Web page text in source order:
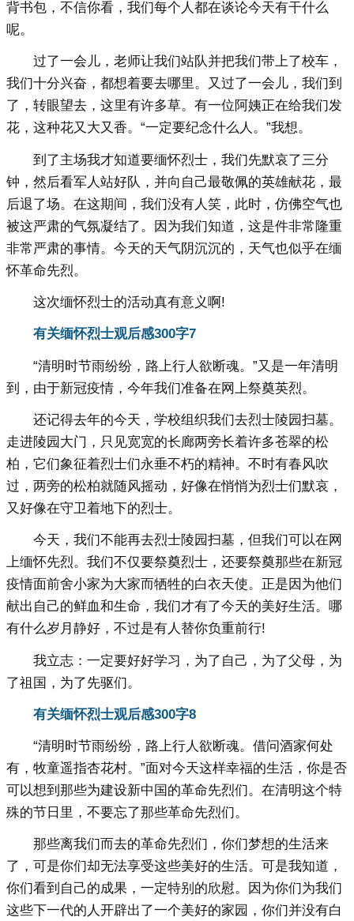
背书包，不信你看，我们每个人都在谈论今天有干什么
呢。
过了一会儿，老师让我们站队并把我们带上了校车，
我们十分兴奋，都想着要去哪里。又过了一会儿，我们到
了，转眼望去，这里有许多草。有一位阿姨正在给我们发
花，这种花又大又香。“一定要纪念什么人。”我想。
到了主场我才知道要缅怀烈士，我们先默哀了三分
钟，然后看军人站好队，并向自己最敬佩的英雄献花，最
后退了场。在这期间，我们没有人笑，此时，仿佛空气也
被这严肃的气氛凝结了。因为我们知道，这是件非常隆重
非常严肃的事情。今天的天气阴沉沉的，天气也似乎在缅
怀革命先烈。
这次缅怀烈士的活动真有意义啊!
有关缅怀烈士观后感300字7
“清明时节雨纷纷，路上行人欲断魂。”又是一年清明
到，由于新冠疫情，今年我们准备在网上祭奠英烈。
还记得去年的今天，学校组织我们去烈士陵园扫墓。
走进陵园大门，只见宽宽的长廊两旁长着许多苍翠的松
柏，它们象征着烈士们永垂不朽的精神。不时有春风吹
过，两旁的松柏就随风摇动，好像在悄悄为烈士们默哀，
又好像在守卫着地下的烈士。
今天，我们不能再去烈士陵园扫墓，但我们可以在网
上缅怀先烈。我们不仅要祭奠烈士，还要祭奠那些在新冠
疫情面前舍小家为大家而牺牲的白衣天使。正是因为他们
献出自己的鲜血和生命，我们才有了今天的美好生活。哪
有什么岁月静好，不过是有人替你负重前行!
我立志：一定要好好学习，为了自己，为了父母，为
了祖国，为了先驱们。
有关缅怀烈士观后感300字8
“清明时节雨纷纷，路上行人欲断魂。借问酒家何处
有，牧童遥指杏花村。”面对今天这样幸福的生活，你是否
可以想到那些为建设新中国的革命先烈们。在清明这个特
殊的节日里，不要忘了那些革命先烈们。
那些离我们而去的革命先烈们，你们梦想的生活来
了，可是你们却无法享受这些美好的生活。可是我知道，
你们看到自己的成果，一定特别的欣慰。因为你们为我们
这些下一代的人开辟出了一个美好的家园，你们并没有白